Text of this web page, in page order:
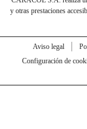
y otras prestaciones
Aviso legal
Configuración de